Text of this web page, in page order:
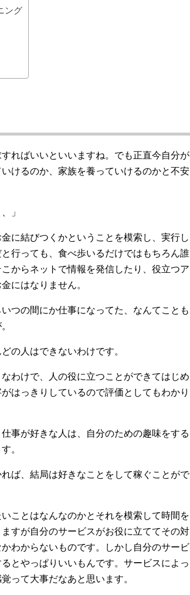
ング
ればいいといいますね。でも正直今自分が
けるのか、家族を養っていけるのかと不安
」
に結びつくかということを模索し、実行し
行っても、食べ歩いるだけではもちろん誰
からネットで情報を発信したり、役立つア
にはなりません。
つの間にか仕事になってた、なんてことも
の人はできないわけです。
わけで、人の役に立つことができてはじめ
はっきりしているので評価としてもわかり
事が好きな人は、自分のための趣味をする
。
ば、結局は好きなことをして稼ぐことがで
ことはなんなのかとそれを模索して時間を
すが自分のサービスがお役に立ててその対
わからないものです。しかし自分のサービ
とやっぱりいいもんです。サービスによっ
って大事だなあと思います。